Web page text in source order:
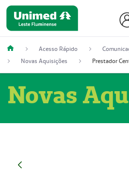
Acesso Rápido
Novas Aquisições
Novas